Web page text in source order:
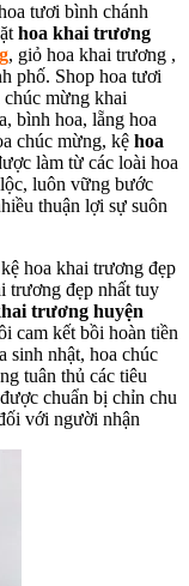
tươi bình chánh
hoa khai trương
, giỏ hoa khai trương ,
phố. Shop hoa tươi
chúc mừng khai
bình hoa, lẵng hoa
chúc mừng, kệ hoa
làm từ các loài hoa
luôn vững bước
thuận lợi sự suôn
hoa khai trương đẹp
trương đẹp nhất tuy
trương huyện
cam kết bồi hoàn tiền
sinh nhật, hoa chúc
tuân thủ các tiêu
chuẩn bị chỉn chu
với người nhận